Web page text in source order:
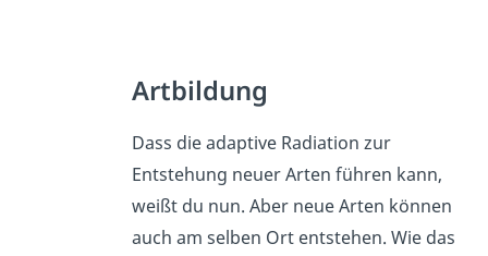
Artbildung
Dass die adaptive Radiation zur
Entstehung neuer Arten führen kann,
weißt du nun. Aber neue Arten können
auch am selben Ort entstehen. Wie das